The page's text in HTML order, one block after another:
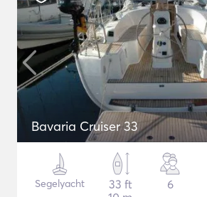
Bavaria Cruiser 33
Segelyacht
33 ft
6